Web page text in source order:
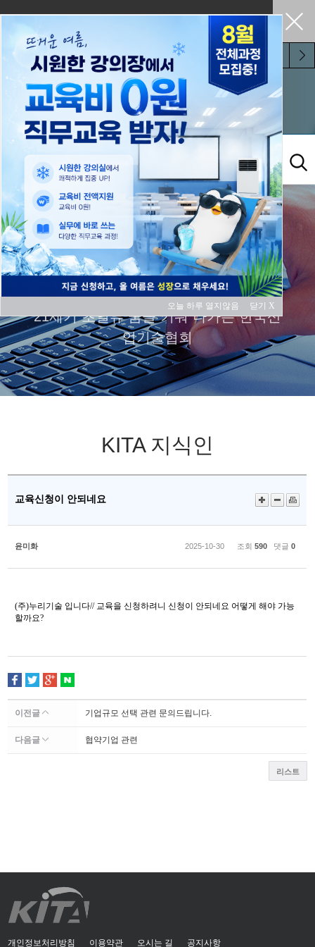
펼쳐두기
참여마당
21세기 초일류 꿈을 키워 나가는 한국산
업기술협회
KITA 지식인
교육신청이 안되네요
윤미화 2025-10-30 조회590 댓글0
(주)누리기술 입니다// 교육을 신청하려니 신청이 안되네요 어떻게 해야 가능
할까요?
이전글 기업규모 선택 관련 문의드립니다.
다음글 협약기업 관련
리스트
개인정보처리방침 이용약관 오시는 길 공지사항
오늘 하루 열지않음 닫기 X